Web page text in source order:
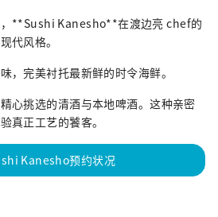
，**Sushi Kanesho**在渡边亮 chef的
代风格。
，完美衬托最新鲜的时令海鲜。
心挑选的清酒与本地啤酒。这种亲密
真正工艺的饕客。
Kanesho预约状况